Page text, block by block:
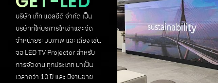
บริษัท เก๊ท แอลอีดี จํากัด เป็น
บริษัทที่ให้บริการให้เช่าและจัด
จำหน่ายระบบภาพ และเสียง เช่น
จอ LED TV Projector สำหรับ
การจัดงาน ทุกประเภท มาเป็น
เวลากว่า 10 ปี และ มีงานขาย